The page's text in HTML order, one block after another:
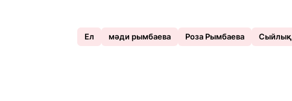
Ел мәди рымбаева Роза Рымбаева Сыйлық